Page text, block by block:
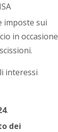
imposte sui
in occasione
interessi
.
dei